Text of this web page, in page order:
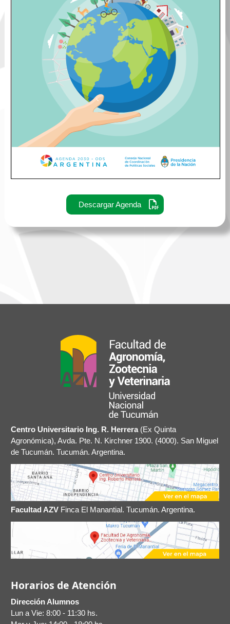
Descargar Agenda
Centro Universitario Ing. R. Herrera(Ex Quinta
Agronómica), Avda. Pte. N. Kirchner 1900. (4000). San Miguel
de Tucumán. Tucumán. Argentina.
Facultad AZVFinca El Manantial. Tucumán. Argentina.
Horarios de Atención
Dirección Alumnos
Lun a Vie: 8:00 - 11:30 hs.